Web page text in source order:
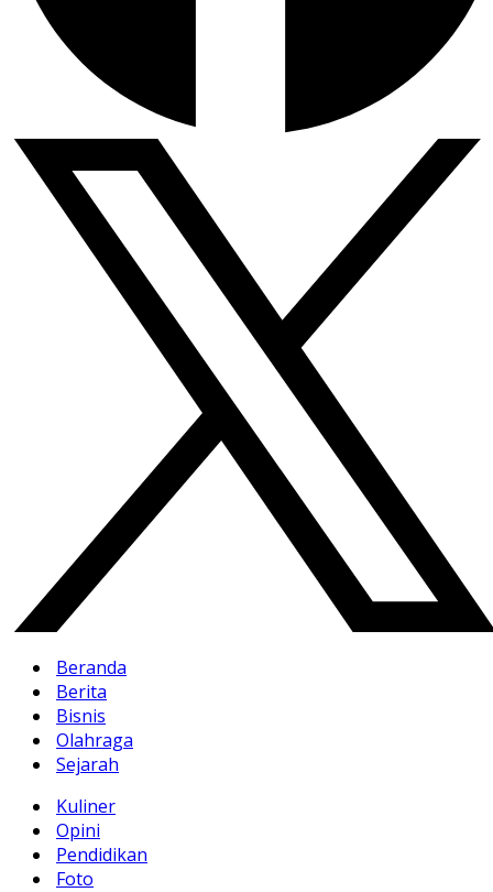
Beranda
Berita
Bisnis
Olahraga
Sejarah
Kuliner
Opini
Pendidikan
Foto